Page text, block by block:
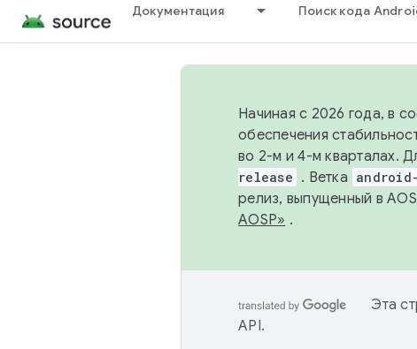
Документация Поиск кода
Начиная с 2026 года, в
обеспечения
во 2-м и 4-м кварталах.
release . Ветка
релиз, выпущенный в
AOSP» .
Эта
API.